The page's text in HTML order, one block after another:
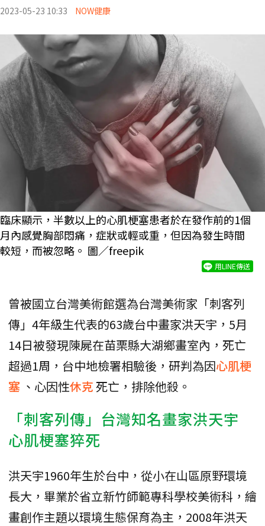
2023-05-23 10:33 NOW健康
臨床顯示，半數以上的心肌梗塞患者於在發作前的1個
月內感覺胸部悶痛，症狀或輕或重，但因為發生時間
較短，而被忽略。 圖／freepik
用LINE傳送
曾被國立台灣美術館選為台灣美術家「刺客列
傳」4年級生代表的63歲台中畫家洪天宇，5月
14日被發現陳屍在苗栗縣大湖鄉畫室內，死亡
超過1周，台中地檢署相驗後，研判為因心肌梗
塞 、心因性休克死亡，排除他殺。
「刺客列傳」台灣知名畫家洪天宇
心肌梗塞猝死
洪天宇1960年生於台中，從小在山區原野環境
長大，畢業於省立新竹師範專科學校美術科，繪
畫創作主題以環境生態保育為主，2008年洪天